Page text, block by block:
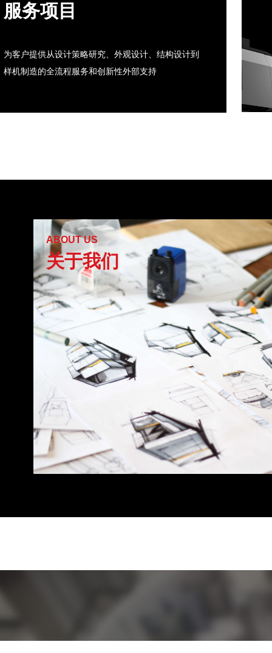
服务项目
为客户提供从设计策略研究、外观设计、结构设计到
样机制造的全流程服务和创新性外部支持
ABOUT US
关于我们